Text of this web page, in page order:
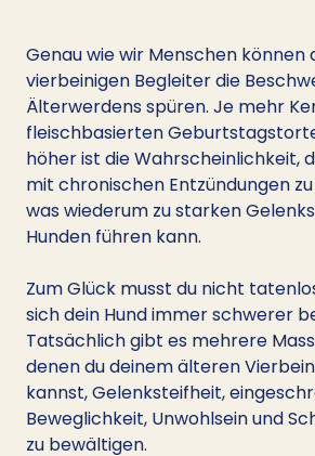
Genau wie wir Menschen können
vierbeinigen Begleiter die
Älterwerdens spüren. Je mehr
fleischbasierten
höher ist die Wahrscheinlichkeit,
mit chronischen Entzündungen
was wiederum zu starken
Hunden führen kann.
Zum Glück musst du nicht
sich dein Hund immer schwerer
Tatsächlich gibt es mehrere
denen du deinem älteren
kannst, Gelenksteifheit,
Beweglichkeit, Unwohlsein und
zu bewältigen.